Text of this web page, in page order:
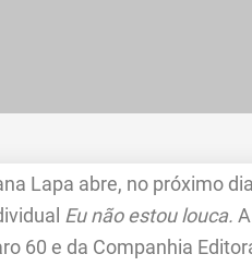
Lapa abre, no próximo
Eu não estou louca.
60 e da Companhia